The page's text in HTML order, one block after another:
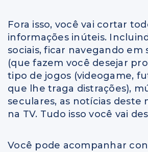
Fora isso, você vai cortar
informações inúteis.
sociais, ficar navegando em
(que fazem você desejar
tipo de jogos (videogame,
que lhe traga distrações),
seculares, as notícias deste
na TV. Tudo isso você vai
Você pode acompanhar